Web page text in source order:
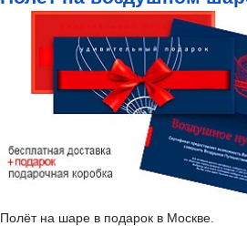
Полёт на шаре в подарок в Москве.